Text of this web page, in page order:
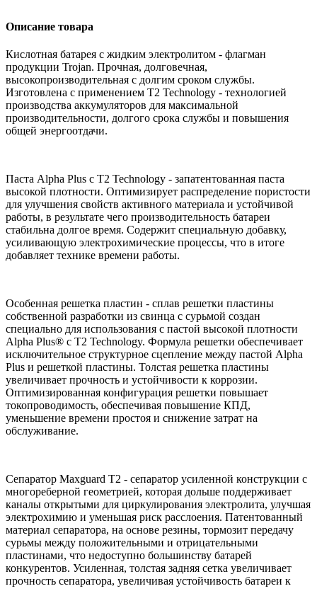
Описание товара
Кислотная батарея с жидким электролитом - флагман
продукции Trojan. Прочная, долговечная,
высокопроизводительная с долгим сроком службы.
Изготовлена с применением T2 Technology - технологией
производства аккумуляторов для максимальной
производительности, долгого срока службы и повышения
общей энергоотдачи.
Паста Alpha Plus с T2 Technology - запатентованная паста
высокой плотности. Оптимизирует распределение пористости
для улучшения свойств активного материала и устойчивой
работы, в результате чего производительность батареи
стабильна долгое время. Содержит специальную добавку,
усиливающую электрохимические процессы, что в итоге
добавляет технике времени работы.
Особенная решетка пластин - сплав решетки пластины
собственной разработки из свинца с сурьмой создан
специально для использования с пастой высокой плотности
Alpha Plus® с T2 Technology. Формула решетки обеспечивает
исключительное структурное сцепление между пастой Alpha
Plus и решеткой пластины. Толстая решетка пластины
увеличивает прочность и устойчивости к коррозии.
Оптимизированная конфигурация решетки повышает
токопроводимость, обеспечивая повышение КПД,
уменьшение времени простоя и снижение затрат на
обслуживание.
Сепаратор Maxguard T2 - сепаратор усиленной конструкции c
многореберной геометрией, которая дольше поддерживает
каналы открытыми для циркулирования электролита, улучшая
электрохимию и уменьшая риск расслоения. Патентованный
материал сепаратора, на основе резины, тормозит передачу
сурьмы между положительными и отрицательными
пластинами, что недоступно большинству батарей
конкурентов. Усиленная, толстая задняя сетка увеличивает
прочность сепаратора, увеличивая устойчивость батареи к